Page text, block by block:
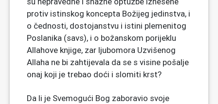
protiv istinskog koncepta Božijeg jedinstva, i
o čednosti, dostojanstvu i istini plemenitog
Poslanika (savs), i o božanskom porijeklu
Allahove knjige, zar ljubomora Uzvišenog
Allaha ne bi zahtijevala da se s visine pošalje
onaj koji je trebao doći i slomiti krst?
Da li je Svemogući Bog zaboravio svoje